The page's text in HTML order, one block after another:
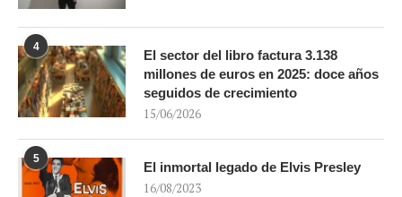
4
El sector del libro factura 3.138
millones de euros en 2025: doce años
seguidos de crecimiento
15/06/2026
5
El inmortal legado de Elvis Presley
16/08/2023